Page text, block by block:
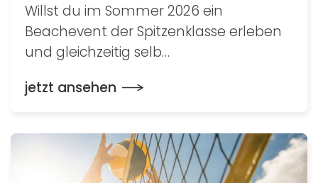
Willst du im Sommer 2026 ein
Beachevent der Spitzenklasse erleben
und gleichzeitig selb…
jetzt ansehen